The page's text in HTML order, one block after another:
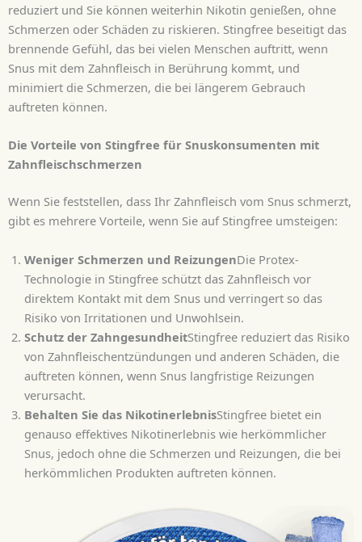
reduziert und Sie können weiterhin Nikotin genießen, ohne
Schmerzen oder Schäden zu riskieren. Stingfree beseitigt das
brennende Gefühl, das bei vielen Menschen auftritt, wenn
Snus mit dem Zahnfleisch in Berührung kommt, und
minimiert die Schmerzen, die bei längerem Gebrauch
auftreten können.
Die Vorteile von Stingfree für Snuskonsumenten mit
Zahnfleischschmerzen
Wenn Sie feststellen, dass Ihr Zahnfleisch vom Snus schmerzt,
gibt es mehrere Vorteile, wenn Sie auf Stingfree umsteigen:
Weniger Schmerzen und ReizungenDie Protex-
Technologie in Stingfree schützt das Zahnfleisch vor
direktem Kontakt mit dem Snus und verringert so das
Risiko von Irritationen und Unwohlsein.
Schutz der ZahngesundheitStingfree reduziert das Risiko
von Zahnfleischentzündungen und anderen Schäden, die
auftreten können, wenn Snus langfristige Reizungen
verursacht.
Behalten Sie das NikotinerlebnisStingfree bietet ein
genauso effektives Nikotinerlebnis wie herkömmlicher
Snus, jedoch ohne die Schmerzen und Reizungen, die bei
herkömmlichen Produkten auftreten können.